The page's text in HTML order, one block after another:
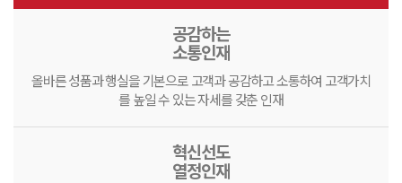
공감하는
소통인재
올바른 성품과 행실을 기본으로 고객과 공감하고 소통하여 고객가치
를 높일 수 있는 자세를 갖춘 인재
혁신선도
열정인재